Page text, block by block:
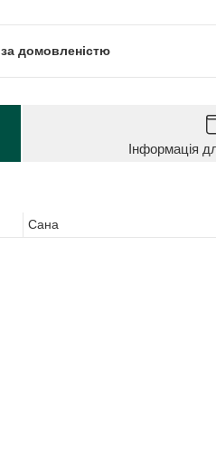
за домовленістю
Інформація
Сана